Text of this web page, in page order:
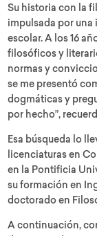
Su historia con la
impulsada por
escolar. A los 16
filosóficos y
normas y
se me presentó
dogmáticas y
por hecho”,
Esa búsqueda lo
licenciaturas en
en la Pontificia
su formación en
doctorado en
A continuación,